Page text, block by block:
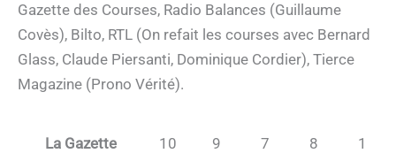
Gazette des Courses, Radio Balances (Guillaume
Covès), Bilto, RTL (On refait les courses avec Bernard
Glass, Claude Piersanti, Dominique Cordier), Tierce
Magazine (Prono Vérité).
La Gazette 10 9 7 8 1